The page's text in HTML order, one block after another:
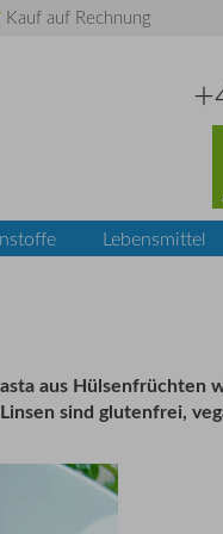
Kauf auf Rechnung
Lebensmittel
aus Hülsenfrüchten
sind glutenfrei,